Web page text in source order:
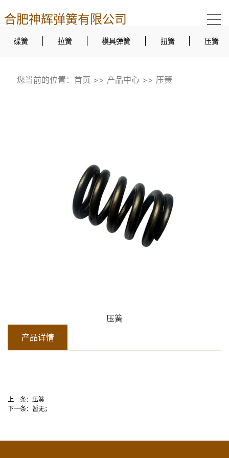
合肥神辉弹簧有限公司
碟簧 拉簧 模具弹簧 扭簧 压簧
您当前的位置： 首页 >> 产品中心>> 压簧
压簧
产品详情
上一条： 压簧
下一条： 暂无；